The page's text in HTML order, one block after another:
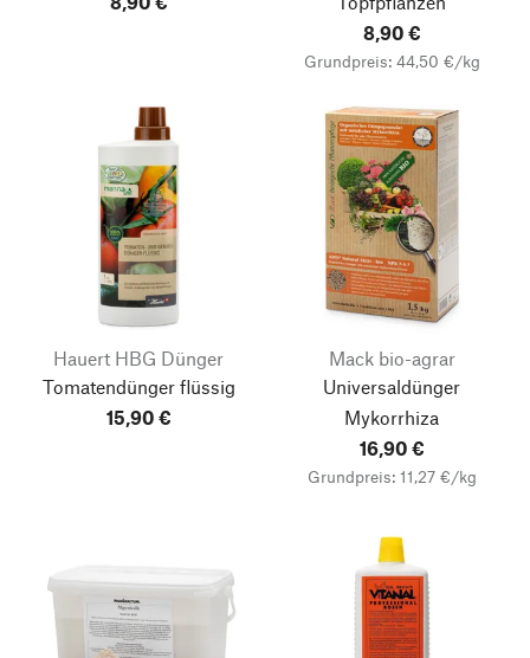
8,90 €
Grundpreis: 44,50 €/kg
Hauert HBG Dünger
Tomatendünger flüssig
15,90 €
Mack bio-agrar
Universaldünger
Mykorrhiza
16,90 €
Grundpreis: 11,27 €/kg